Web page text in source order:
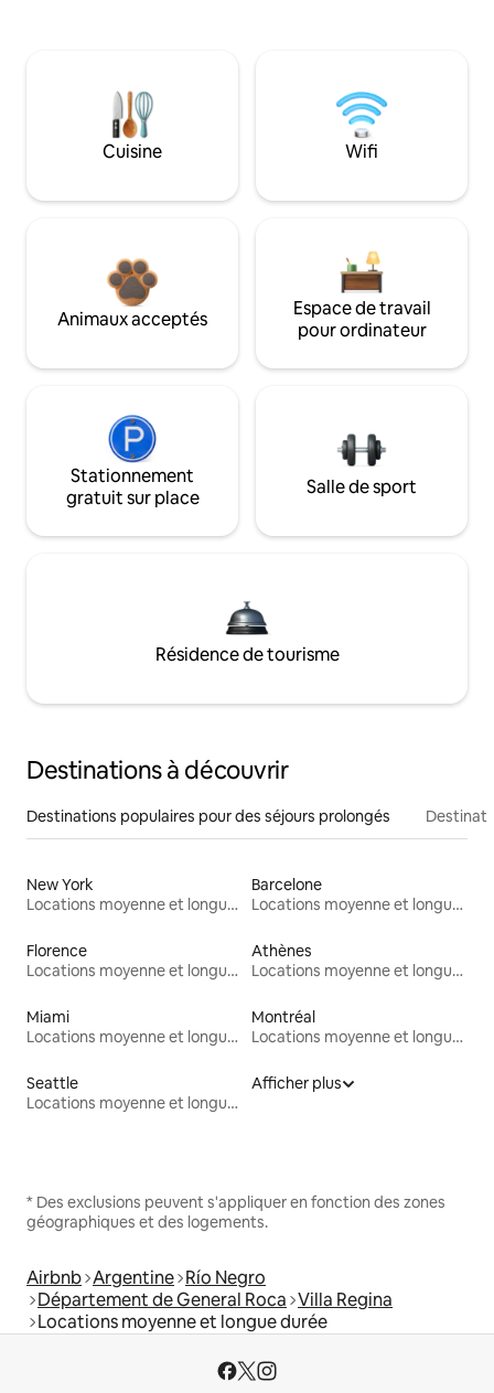
Cuisine Wifi
Animaux acceptés
Espace de travail
pour ordinateur
Stationnement
gratuit sur place
Salle de sport
Résidence de tourisme
Destinations à découvrir
Destinations populaires pour des séjours prolongés
New York
Locations moyenne et longue durée
Barcelone
Locations moyenne et longue durée
Florence
Locations moyenne et longue durée
Athènes
Locations moyenne et longue durée
Miami
Locations moyenne et longue durée
Montréal
Locations moyenne et longue durée
Seattle
Locations moyenne et longue durée
Afficher plus
* Des exclusions peuvent s'appliquer en fonction des zones
géographiques et des logements.
Airbnb Argentine Río Negro
Département de General Roca Villa Regina
Locations moyenne et longue durée